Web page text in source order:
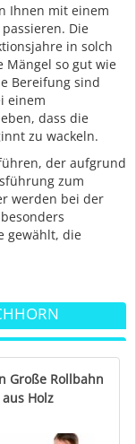
Ihnen mit einem
Die
in solch
Mängel so gut wie
Bereifung sind
einem
dass die
zu wackeln.
der aufgrund
zum
werden bei der
gewählt, die
Große Rollbahn
aus Holz